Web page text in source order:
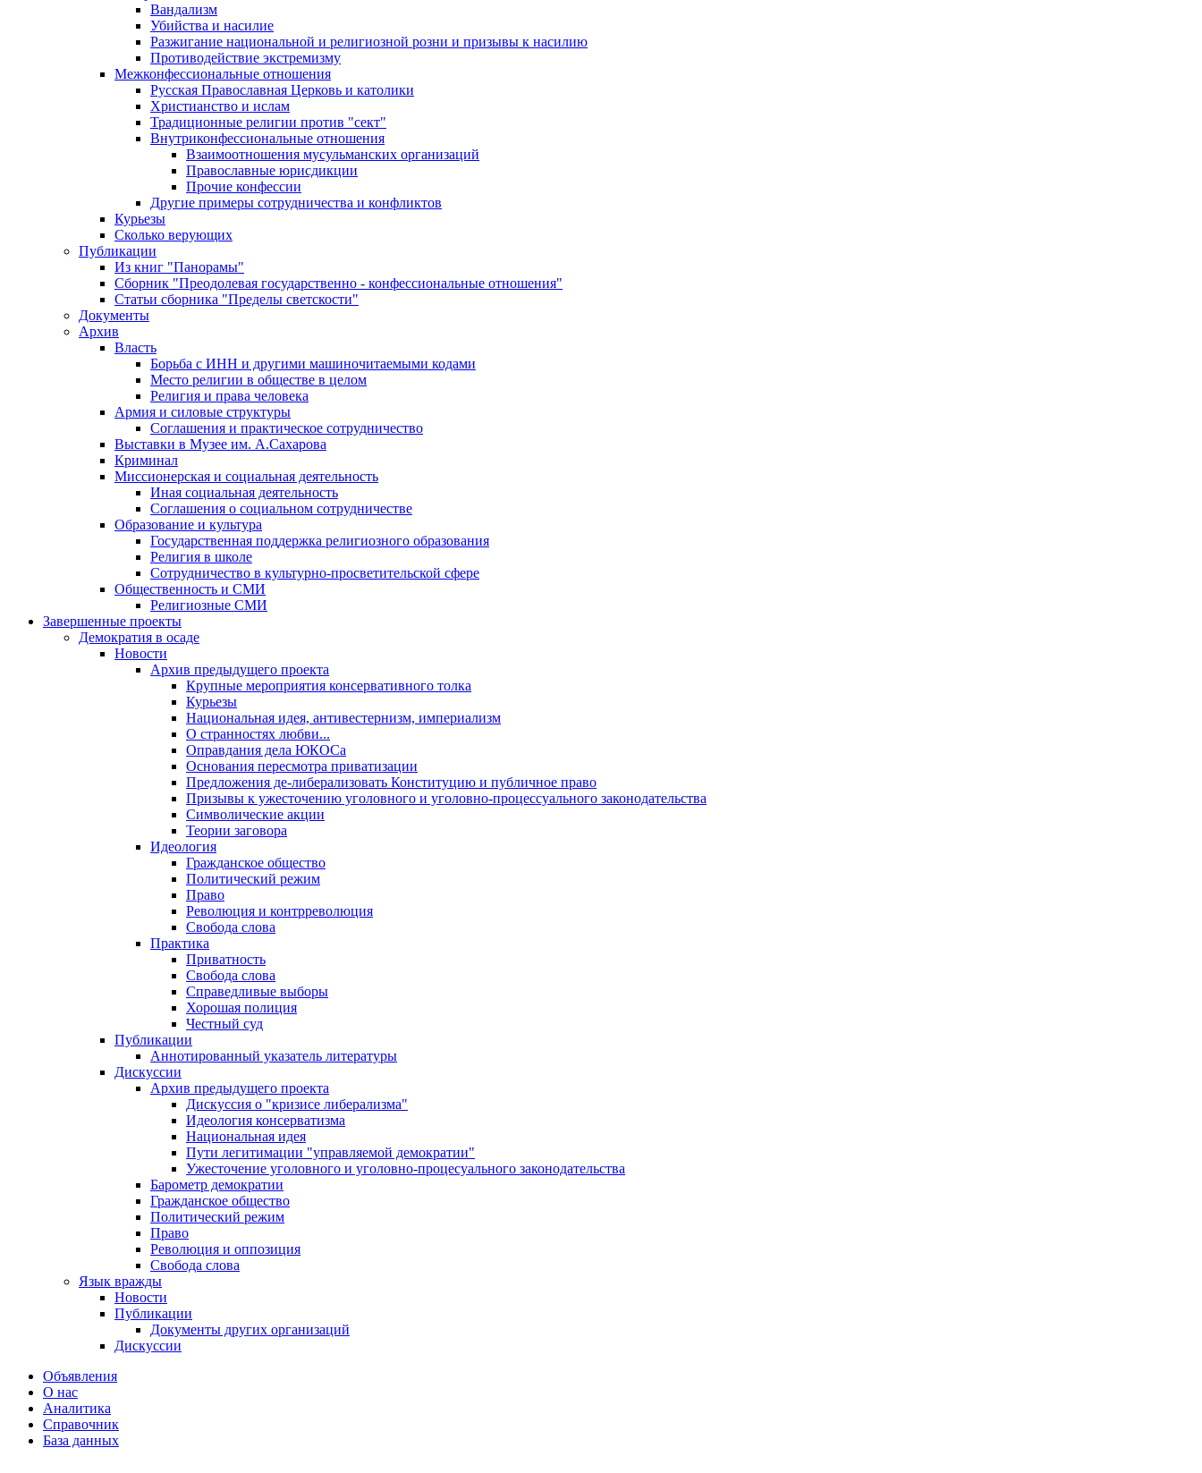
Вандализм
Убийства и насилие
Разжигание национальной и религиозной розни и призывы к насилию
Противодействие экстремизму
Межконфессиональные отношения
Русская Православная Церковь и католики
Христианство и ислам
Традиционные религии против "сект"
Внутриконфессиональные отношения
Взаимоотношения мусульманских организаций
Православные юрисдикции
Прочие конфессии
Другие примеры сотрудничества и конфликтов
Курьезы
Сколько верующих
Публикации
Из книг "Панорамы"
Сборник "Преодолевая государственно - конфессиональные отношения"
Статьи сборника "Пределы светскости"
Документы
Архив
Власть
Борьба с ИНН и другими машиночитаемыми кодами
Место религии в обществе в целом
Религия и права человека
Армия и силовые структуры
Соглашения и практическое сотрудничество
Выставки в Музее им. А.Сахарова
Криминал
Миссионерская и социальная деятельность
Иная социальная деятельность
Соглашения о социальном сотрудничестве
Образование и культура
Государственная поддержка религиозного образования
Религия в школе
Сотрудничество в культурно-просветительской сфере
Общественность и СМИ
Религиозные СМИ
Завершенные проекты
Демократия в осаде
Новости
Архив предыдущего проекта
Крупные мероприятия консервативного толка
Курьезы
Национальная идея, антивестернизм, империализм
О странностях любви...
Оправдания дела ЮКОСа
Основания пересмотра приватизации
Предложения де-либерализовать Конституцию и публичное право
Призывы к ужесточению уголовного и уголовно-процессуального законодательства
Символические акции
Теории заговора
Идеология
Гражданское общество
Политический режим
Право
Революция и контрреволюция
Свобода слова
Практика
Приватность
Свобода слова
Справедливые выборы
Хорошая полиция
Честный суд
Публикации
Аннотированный указатель литературы
Дискуссии
Архив предыдущего проекта
Дискуссия о "кризисе либерализма"
Идеология консерватизма
Национальная идея
Пути легитимации "управляемой демократии"
Ужесточение уголовного и уголовно-процесуального законодательства
Барометр демократии
Гражданское общество
Политический режим
Право
Революция и оппозиция
Свобода слова
Язык вражды
Новости
Публикации
Документы других организаций
Дискуссии
Объявления
О нас
Аналитика
Справочник
База данных